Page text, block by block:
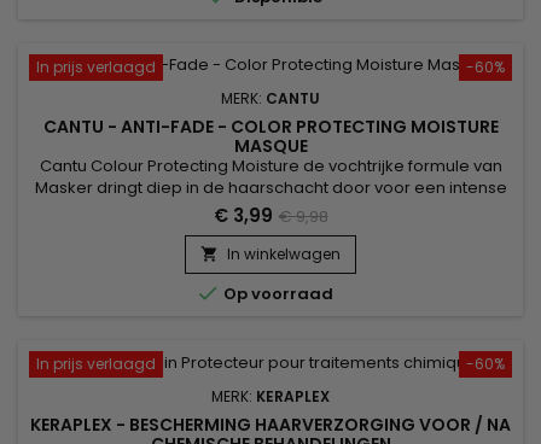
-60%
In prijs verlaagd
MERK: CANTU
CANTU - ANTI-FADE - COLOR PROTECTING MOISTURE
MASQUE
Cantu Colour Protecting Moisture de vochtrijke formule van
Masker dringt diep in de haarschacht door voor een intense
behandeling om gekleurd haar te repareren, herstellen en
versterken.&nbsp; Plus de Quinoa Protein Color Protecting
Technology verbetert het kleurbehoud, terwijl Karitéboter en
Baobab-zaadolie diep hydrateren en de kleur levendigheid
en...
€ 3,99 € 9,98
 In winkelwagen
 Op voorraad
-60%
In prijs verlaagd
MERK: KERAPLEX
KERAPLEX - BESCHERMING HAARVERZORGING VOOR / NA